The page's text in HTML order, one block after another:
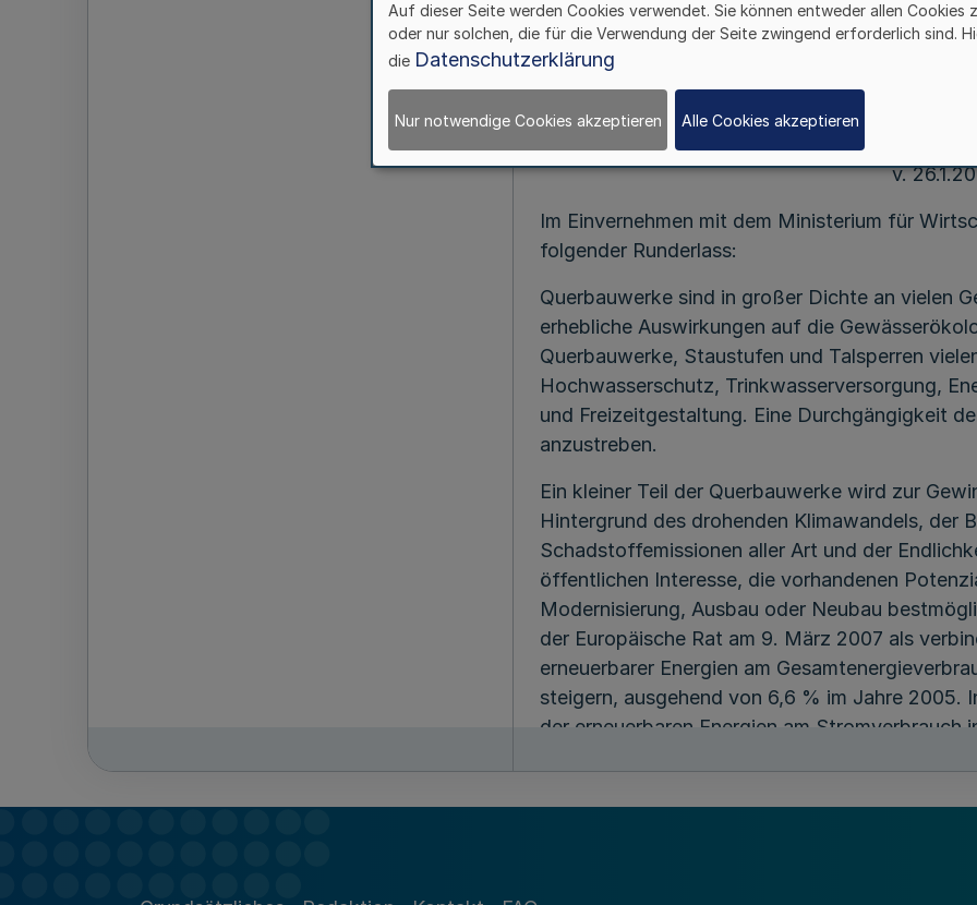
Durchgängigkeit
Querbauwerken und
RdErl. des Ministeriums für
Landwirtschaft und
v.
Im Einvernehmen mit dem Ministerium für
folgender Runderlass:
Querbauwerke sind in großer Dichte an vielen
erhebliche Auswirkungen auf die
Querbauwerke, Staustufen und Talsperren
Hochwasserschutz, Trinkwasserversorgung,
und Freizeitgestaltung. Eine Durchgängigkeit
anzustreben.
Ein kleiner Teil der Querbauwerke wird zur
Hintergrund des drohenden Klimawandels, der
Schadstoffemissionen aller Art und der
öffentlichen Interesse, die vorhandenen
Modernisierung, Ausbau oder Neubau
der Europäische Rat am 9. März 2007 als
erneuerbarer Energien am
steigern, ausgehend von 6,6 % im Jahre 2005.
der erneuerbaren Energien am
Auf dieser Seite werden Cookies verwendet. Sie können entweder allen Cookies
oder nur solchen, die für die Verwendung der Seite zwingend erforderlich sind.
die Datenschutzerklärung
Nur notwendige Cookies akzeptieren Alle Cookies akzeptieren